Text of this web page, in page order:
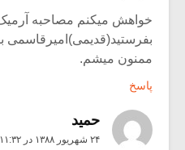
خواهش میکنم مصاحبه
بفرستید(قدیمی)امیرقاسمی
ممنون میشم.
پاسخ
حمید
۲۴ شهریور ۱۳۸۸ در ۱۱:۳۲ ب٫ظ